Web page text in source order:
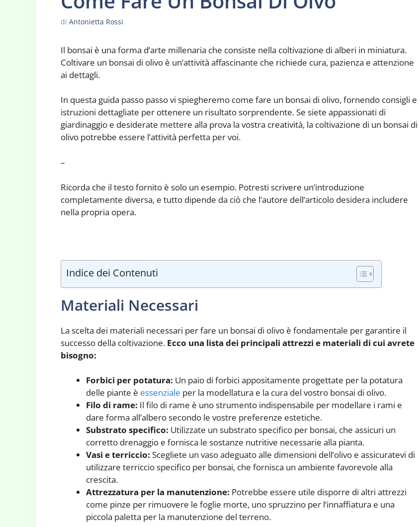
di Antonietta Rossi
Il bonsai è una forma d’arte millenaria che consiste nella coltivazione di alberi in miniatura.
Coltivare un bonsai di olivo è un’attività affascinante che richiede cura, pazienza e attenzione
ai dettagli.
In questa guida passo passo vi spiegheremo come fare un bonsai di olivo, fornendo consigli e
istruzioni dettagliate per ottenere un risultato sorprendente. Se siete appassionati di
giardinaggio e desiderate mettere alla prova la vostra creatività, la coltivazione di un bonsai di
olivo potrebbe essere l’attività perfetta per voi.
–
Ricorda che il testo fornito è solo un esempio. Potresti scrivere un’introduzione
completamente diversa, e tutto dipende da ciò che l’autore dell’articolo desidera includere
nella propria opera.
Indice dei Contenuti
Materiali Necessari
La scelta dei materiali necessari per fare un bonsai di olivo è fondamentale per garantire il
successo della coltivazione. Ecco una lista dei principali attrezzi e materiali di cui avrete
bisogno:
Forbici per potatura: Un paio di forbici appositamente progettate per la potatura
delle piante è essenziale per la modellatura e la cura del vostro bonsai di olivo.
Filo di rame: Il filo di rame è uno strumento indispensabile per modellare i rami e
dare forma all’albero secondo le vostre preferenze estetiche.
Substrato specifico: Utilizzate un substrato specifico per bonsai, che assicuri un
corretto drenaggio e fornisca le sostanze nutritive necessarie alla pianta.
Vasi e terriccio: Scegliete un vaso adeguato alle dimensioni dell’olivo e assicuratevi di
utilizzare terriccio specifico per bonsai, che fornisca un ambiente favorevole alla
crescita.
Attrezzatura per la manutenzione: Potrebbe essere utile disporre di altri attrezzi
come pinze per rimuovere le foglie morte, uno spruzzino per l’innaffiatura e una
piccola paletta per la manutenzione del terreno.